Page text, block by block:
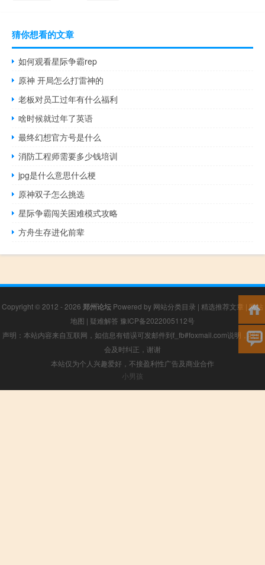
猜你想看的文章
如何观看星际争霸rep
原神 开局怎么打雷神的
老板对员工过年有什么福利
啥时候就过年了英语
最终幻想官方号是什么
消防工程师需要多少钱培训
jpg是什么意思什么梗
原神双子怎么挑选
星际争霸闯关困难模式攻略
方舟生存进化前辈
Copyright © 2012 - 2026 郑州论坛 Powered by 网站分类目录 | 精选推荐文章 | 网站
地图 | 疑难解答 豫ICP备2022005112号
声明：本站内容来自互联网，如信息有错误可发邮件到f_fb#foxmail.com说明，我们
会及时纠正，谢谢
本站仅为个人兴趣爱好，不接盈利性广告及商业合作
小男孩